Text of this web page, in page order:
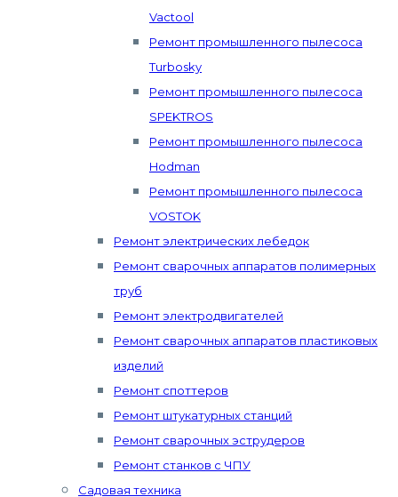
Vactool
Ремонт промышленного пылесоса
Turbosky
Ремонт промышленного пылесоса
SPEKTROS
Ремонт промышленного пылесоса
Hodman
Ремонт промышленного пылесоса
VOSTOK
Ремонт электрических лебедок
Ремонт сварочных аппаратов полимерных
труб
Ремонт электродвигателей
Ремонт сварочных аппаратов пластиковых
изделий
Ремонт споттеров
Ремонт штукатурных станций
Ремонт сварочных эструдеров
Ремонт станков с ЧПУ
Садовая техника